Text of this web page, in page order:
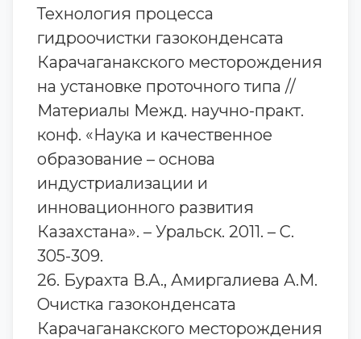
Технология процесса
гидроочистки газоконденсата
Карачаганакского месторождения
на установке проточного типа //
Материалы Межд. научно-практ.
конф. «Наука и качественное
образование – основа
индустриализации и
инновационного развития
Казахстана». – Уральск. 2011. – С.
305-309.
26. Бурахта В.А., Амиргалиева А.М.
Очистка газоконденсата
Карачаганакского месторождения